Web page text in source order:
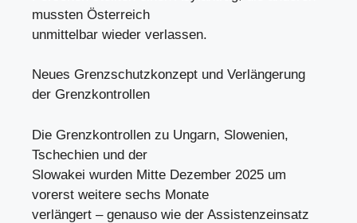
mussten Österreich
unmittelbar wieder verlassen.
Neues Grenzschutzkonzept und Verlängerung
der Grenzkontrollen
Die Grenzkontrollen zu Ungarn, Slowenien,
Tschechien und der
Slowakei wurden Mitte Dezember 2025 um
vorerst weitere sechs Monate
verlängert – genauso wie der Assistenzeinsatz